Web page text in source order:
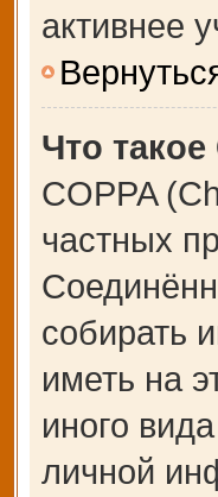
активнее
Что такое
COPPA
частных
собирать
иметь на
иного
личной